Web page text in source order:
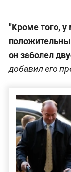
"Кроме того,
он заболел
добавил его